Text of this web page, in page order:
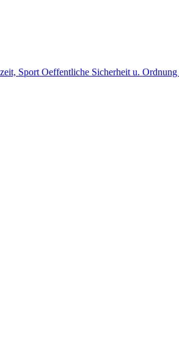
Sport Oeffentliche Sicherheit u. Ordnung